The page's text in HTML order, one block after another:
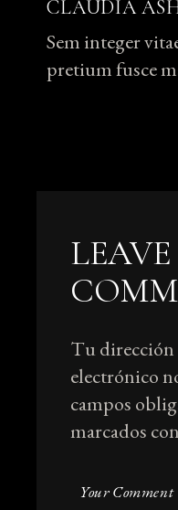
CLAUDIA
Sem integer
pretium fusce
Tu dirección
electrónico
campos
marcados con